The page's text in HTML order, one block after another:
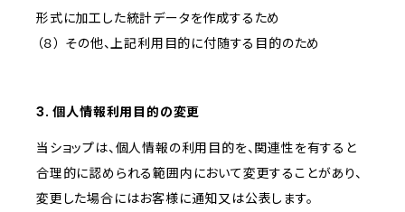
形式に加工した統計データを作成するため
（８） その他、上記利用目的に付随する目的のため
3. 個人情報利用目的の変更
当ショップは、個人情報の利用目的を、関連性を有すると
合理的に認められる範囲内において変更することがあり、
変更した場合にはお客様に通知又は公表します。